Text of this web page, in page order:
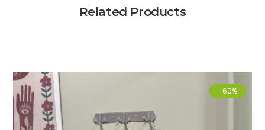
Related Products
-60%